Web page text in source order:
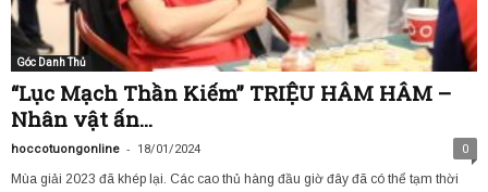
Góc Danh Thủ
“Lục Mạch Thần Kiếm” TRIỆU HÂM HÂM –
Nhân vật ấn...
hoccotuongonline - 18/01/2024 0
Mùa giải 2023 đã khép lại. Các cao thủ hàng đầu giờ đây đã có thể tạm thời